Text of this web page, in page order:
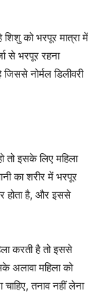
को भरपूर मात्रा में
से भरपूर रहना
नोर्मल डिलीवरी
तो इसके लिए महिला
का शरीर में भरपूर
होता है, और इससे
करती है तो इससे
अलावा महिला को
तनाव नहीं लेना